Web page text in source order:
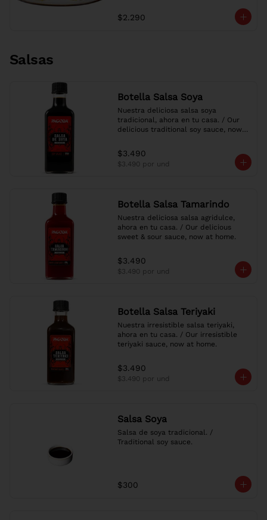
$2.290
Salsas
Botella Salsa Soya
Nuestra deliciosa salsa soya
tradicional, ahora en tu casa. / Our
delicious traditional soy sauce, now
$3.490
$3.490 por und
Botella Salsa Tamarindo
Nuestra deliciosa salsa agridulce,
ahora en tu casa. / Our delicious
sweet & sour sauce, now at home.
$3.490
$3.490 por und
Botella Salsa Teriyaki
Nuestra irresistible salsa teriyaki,
ahora en tu casa. / Our irresistible
teriyaki sauce, now at home.
$3.490
$3.490 por und
Salsa Soya
Salsa de soya tradicional. /
Traditional soy sauce.
$300